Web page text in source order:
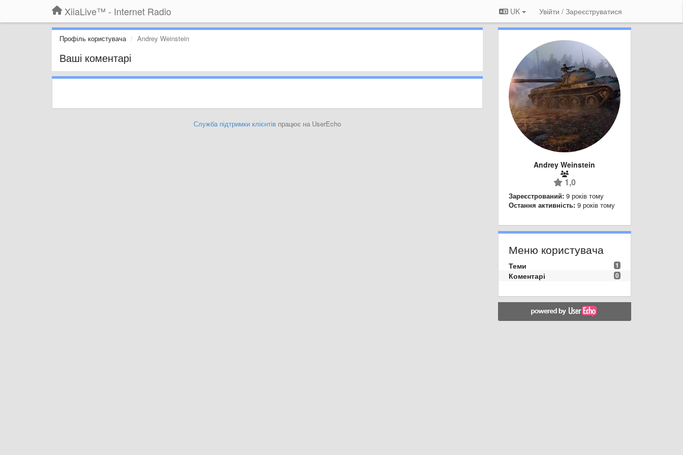
XiiaLive™ - Internet Radio UK Увійти / Зареєструватися
Профіль користувача Andrey Weinstein
Ваші коментарі
Служба підтримки клієнтівпрацює на UserEcho
Andrey Weinstein
1,0
Зареєстрований: 9 років тому
Остання активність: 9 років тому
Меню користувача
1
Теми
0
Коментарі